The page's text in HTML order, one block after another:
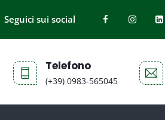
Seguici sui social
Telefono
(+39) 0983-565045